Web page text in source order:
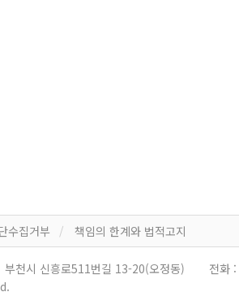
수집거부 책임의 한계와 법적고지
부천시 신흥로511번길 13-20(오정동) 전화 :